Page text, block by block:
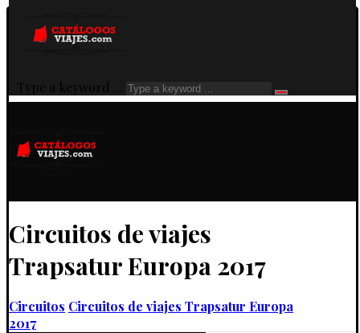
Type a keyword ...
Circuitos de viajes
Trapsatur Europa 2017
Circuitos Circuitos de viajes Trapsatur Europa
2017